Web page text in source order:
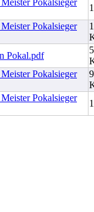
Pokalsieger
Pokalsieger
Pokal.pdf
Pokalsieger
Pokalsieger